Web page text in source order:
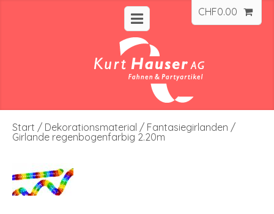
CHF0.00
Start / Dekorationsmaterial / Fantasiegirlanden /
Girlande regenbogenfarbig 2.20m